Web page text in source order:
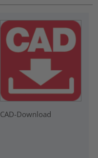
CAD-Download